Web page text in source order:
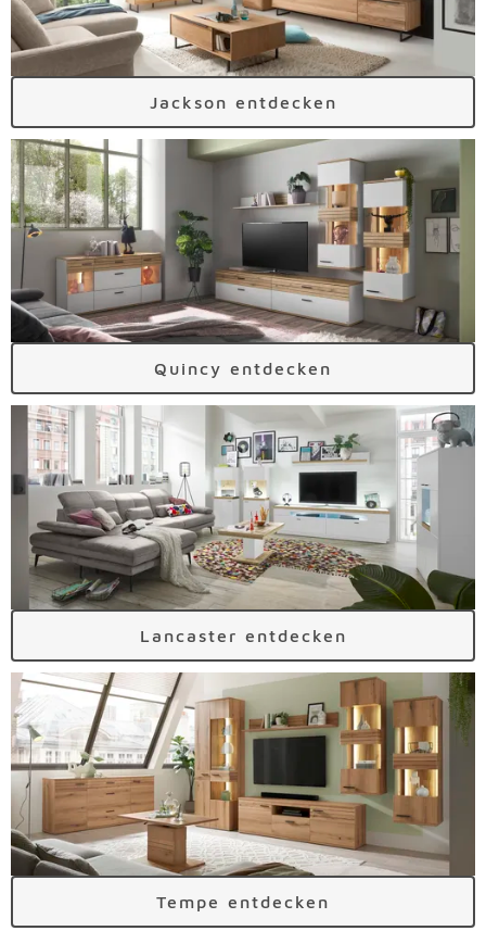
Jackson entdecken
Quincy entdecken
Lancaster entdecken
Tempe entdecken